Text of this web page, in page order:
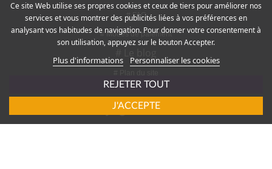
# FAQ
# Modes de paiement
Rejoignez-nous !
Ce site Web utilise ses propres cookies et ceux de tiers pour améliorer nos
services et vous montrer des publicités liées à vos préférences en
analysant vos habitudes de navigation. Pour donner votre consentement à
son utilisation, appuyez sur le bouton Accepter.
Plus d'informations Personnaliser les cookies
REJETER TOUT
J'ACCEPTE